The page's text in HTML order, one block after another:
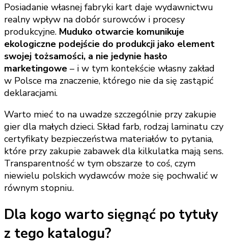
Posiadanie własnej fabryki kart daje wydawnictwu
realny wpływ na dobór surowców i procesy
produkcyjne. Muduko otwarcie komunikuje
ekologiczne podejście do produkcji jako element
swojej tożsamości, a nie jedynie hasło
marketingowe – i w tym kontekście własny zakład
w Polsce ma znaczenie, którego nie da się zastąpić
deklaracjami.
Warto mieć to na uwadze szczególnie przy zakupie
gier dla małych dzieci. Skład farb, rodzaj laminatu czy
certyfikaty bezpieczeństwa materiałów to pytania,
które przy zakupie zabawek dla kilkulatka mają sens.
Transparentność w tym obszarze to coś, czym
niewielu polskich wydawców może się pochwalić w
równym stopniu.
Dla kogo warto sięgnąć po tytuły
z tego katalogu?